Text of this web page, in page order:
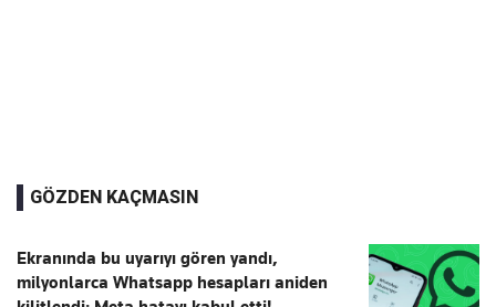
GÖZDEN KAÇMASIN
Ekranında bu uyarıyı gören yandı,
milyonlarca Whatsapp hesapları aniden